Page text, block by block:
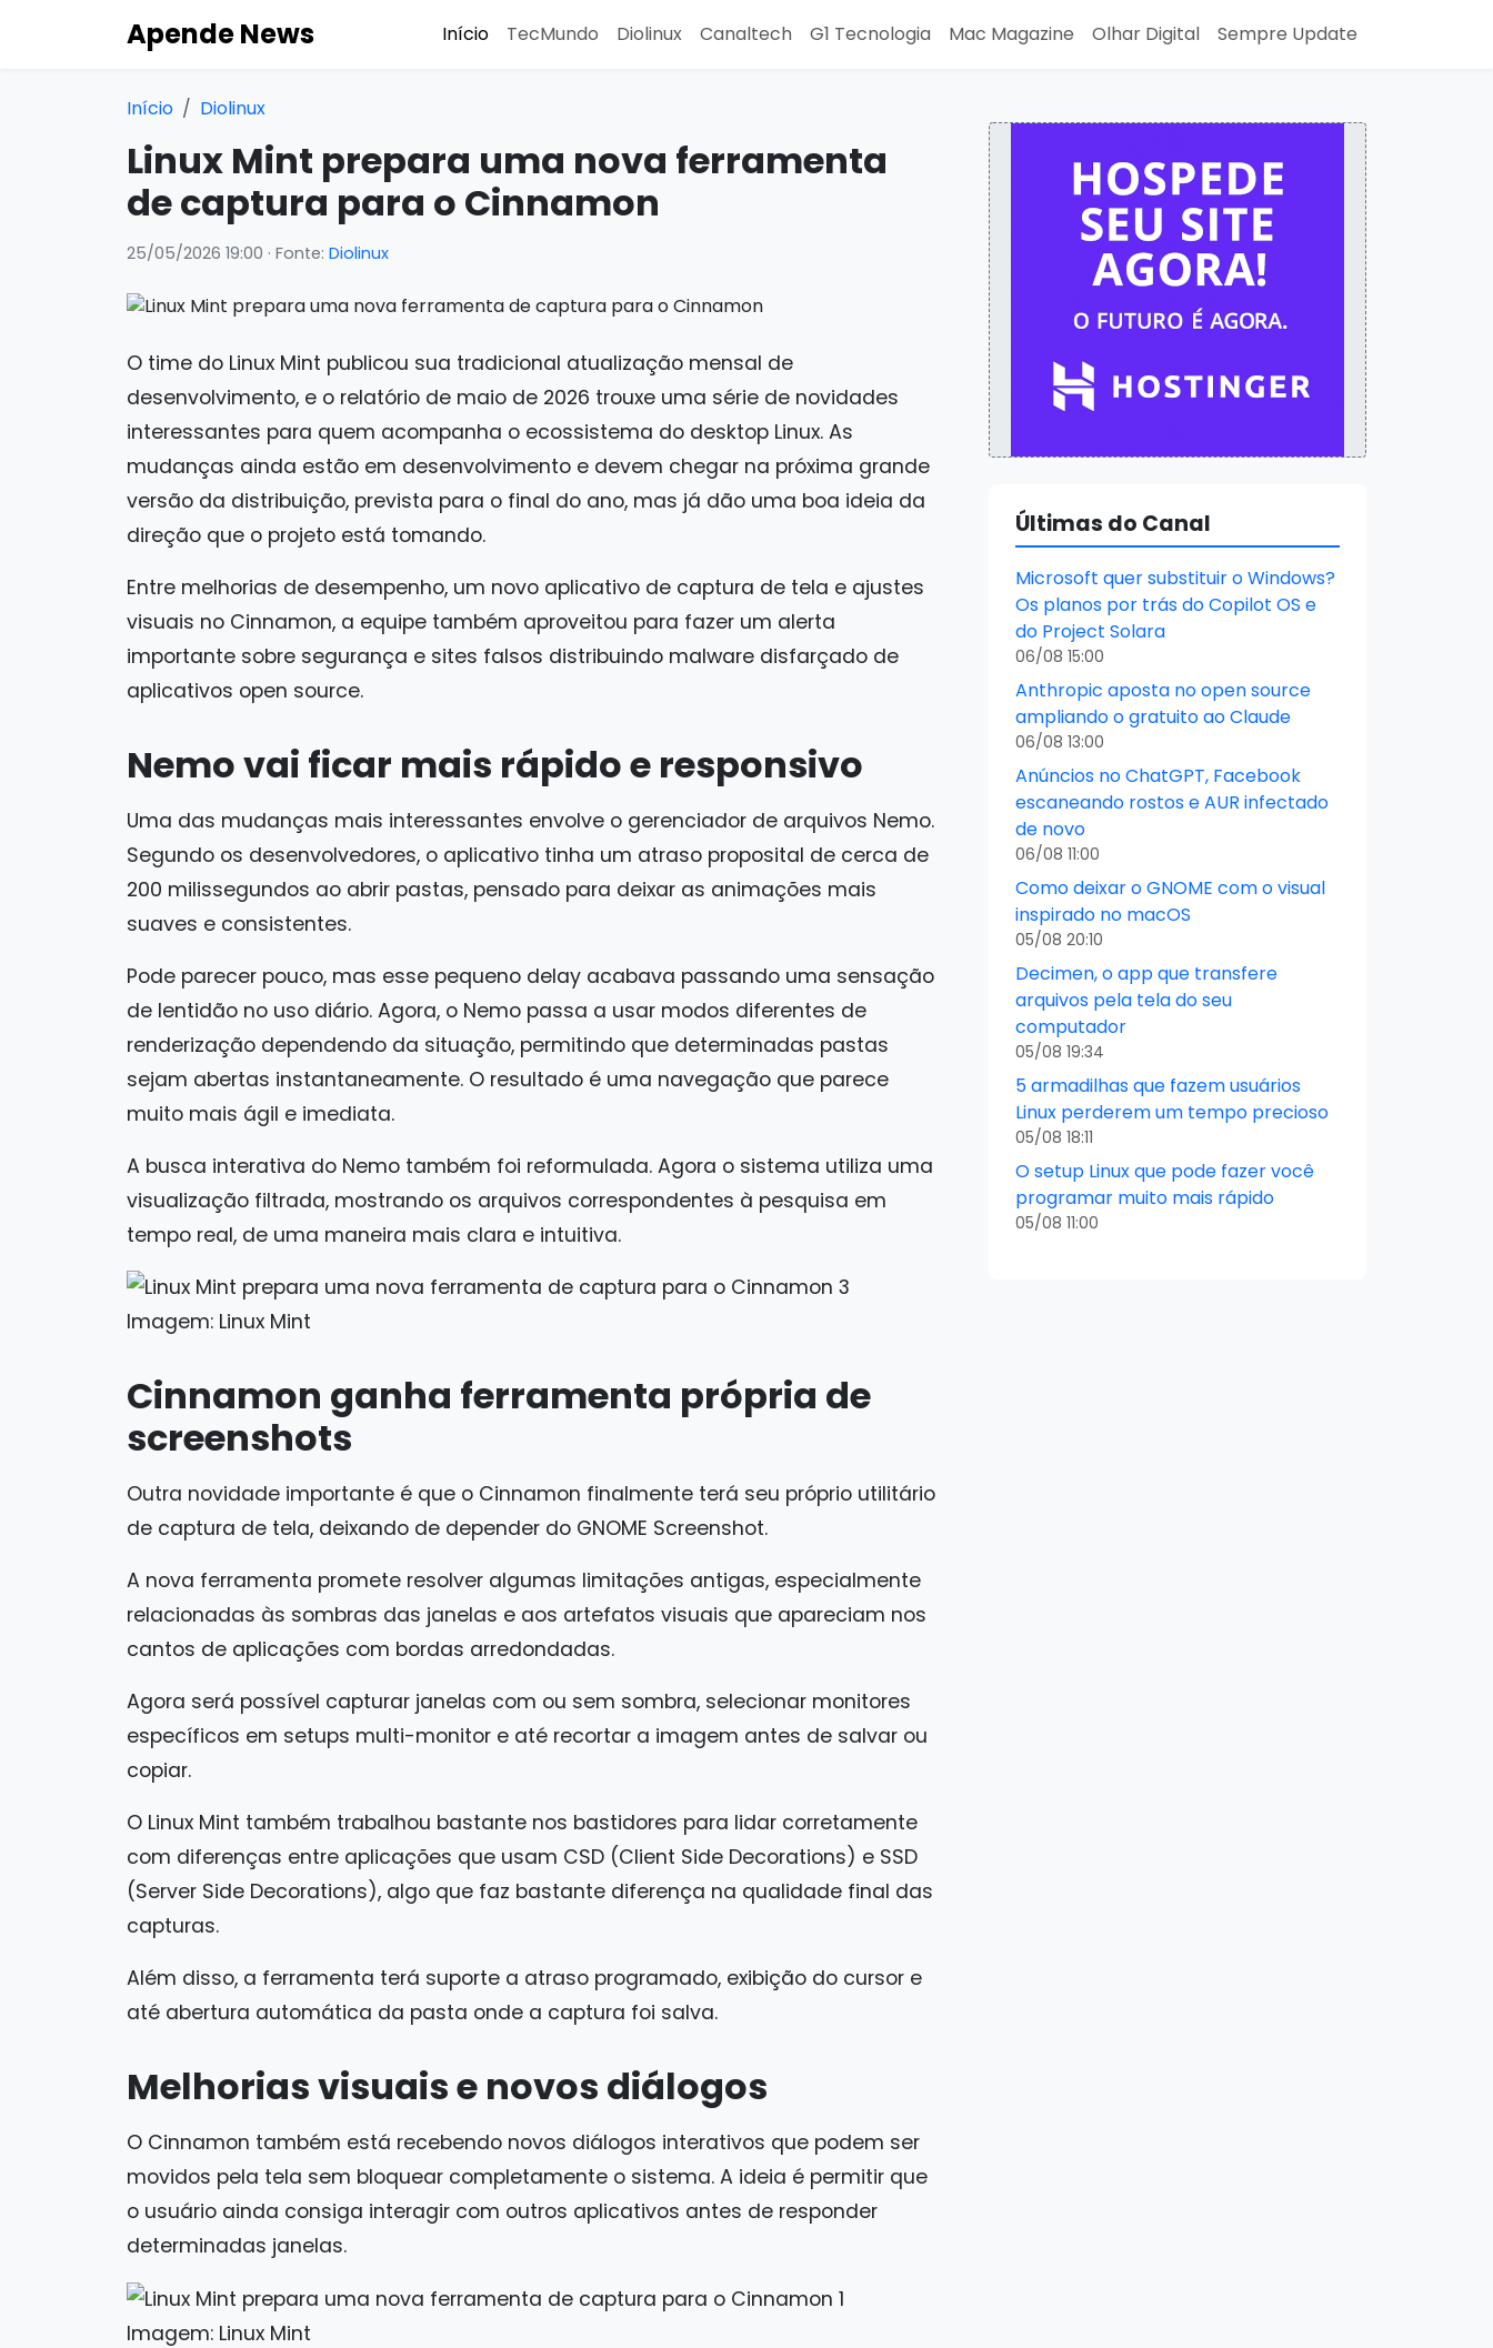
Apende News Início TecMundo Diolinux Canaltech G1 Tecnologia Mac Magazine Olhar Digital Sempre Update
Início Diolinux
Linux Mint prepara uma nova ferramenta
de captura para o Cinnamon
25/05/2026 19:00 · Fonte: Diolinux
O time do Linux Mint publicou sua tradicional atualização mensal de
desenvolvimento, e o relatório de maio de 2026 trouxe uma série de novidades
interessantes para quem acompanha o ecossistema do desktop Linux. As
mudanças ainda estão em desenvolvimento e devem chegar na próxima grande
versão da distribuição, prevista para o final do ano, mas já dão uma boa ideia da
direção que o projeto está tomando.
Entre melhorias de desempenho, um novo aplicativo de captura de tela e ajustes
visuais no Cinnamon, a equipe também aproveitou para fazer um alerta
importante sobre segurança e sites falsos distribuindo malware disfarçado de
aplicativos open source.
Nemo vai ficar mais rápido e responsivo
Uma das mudanças mais interessantes envolve o gerenciador de arquivos Nemo.
Segundo os desenvolvedores, o aplicativo tinha um atraso proposital de cerca de
200 milissegundos ao abrir pastas, pensado para deixar as animações mais
suaves e consistentes.
Pode parecer pouco, mas esse pequeno delay acabava passando uma sensação
de lentidão no uso diário. Agora, o Nemo passa a usar modos diferentes de
renderização dependendo da situação, permitindo que determinadas pastas
sejam abertas instantaneamente. O resultado é uma navegação que parece
muito mais ágil e imediata.
A busca interativa do Nemo também foi reformulada. Agora o sistema utiliza uma
visualização filtrada, mostrando os arquivos correspondentes à pesquisa em
tempo real, de uma maneira mais clara e intuitiva.
Imagem: Linux Mint
Cinnamon ganha ferramenta própria de
screenshots
Outra novidade importante é que o Cinnamon finalmente terá seu próprio utilitário
de captura de tela, deixando de depender do GNOME Screenshot.
A nova ferramenta promete resolver algumas limitações antigas, especialmente
relacionadas às sombras das janelas e aos artefatos visuais que apareciam nos
cantos de aplicações com bordas arredondadas.
Agora será possível capturar janelas com ou sem sombra, selecionar monitores
específicos em setups multi-monitor e até recortar a imagem antes de salvar ou
copiar.
O Linux Mint também trabalhou bastante nos bastidores para lidar corretamente
com diferenças entre aplicações que usam CSD (Client Side Decorations) e SSD
(Server Side Decorations), algo que faz bastante diferença na qualidade final das
capturas.
Além disso, a ferramenta terá suporte a atraso programado, exibição do cursor e
até abertura automática da pasta onde a captura foi salva.
Melhorias visuais e novos diálogos
O Cinnamon também está recebendo novos diálogos interativos que podem ser
movidos pela tela sem bloquear completamente o sistema. A ideia é permitir que
o usuário ainda consiga interagir com outros aplicativos antes de responder
determinadas janelas.
Imagem: Linux Mint
Últimas do Canal
Microsoft quer substituir o Windows?
Os planos por trás do Copilot OS e
do Project Solara
06/08 15:00
Anthropic aposta no open source
ampliando o gratuito ao Claude
06/08 13:00
Anúncios no ChatGPT, Facebook
escaneando rostos e AUR infectado
de novo
06/08 11:00
Como deixar o GNOME com o visual
inspirado no macOS
05/08 20:10
Decimen, o app que transfere
arquivos pela tela do seu
computador
05/08 19:34
5 armadilhas que fazem usuários
Linux perderem um tempo precioso
05/08 18:11
O setup Linux que pode fazer você
programar muito mais rápido
05/08 11:00